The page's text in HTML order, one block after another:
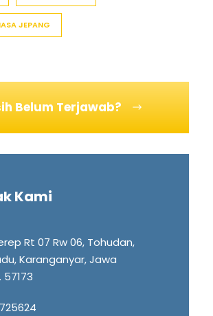
JEPANG
Belum Terjawab?
Kami
Rt 07 Rw 06, Tohudan,
Karanganyar, Jawa